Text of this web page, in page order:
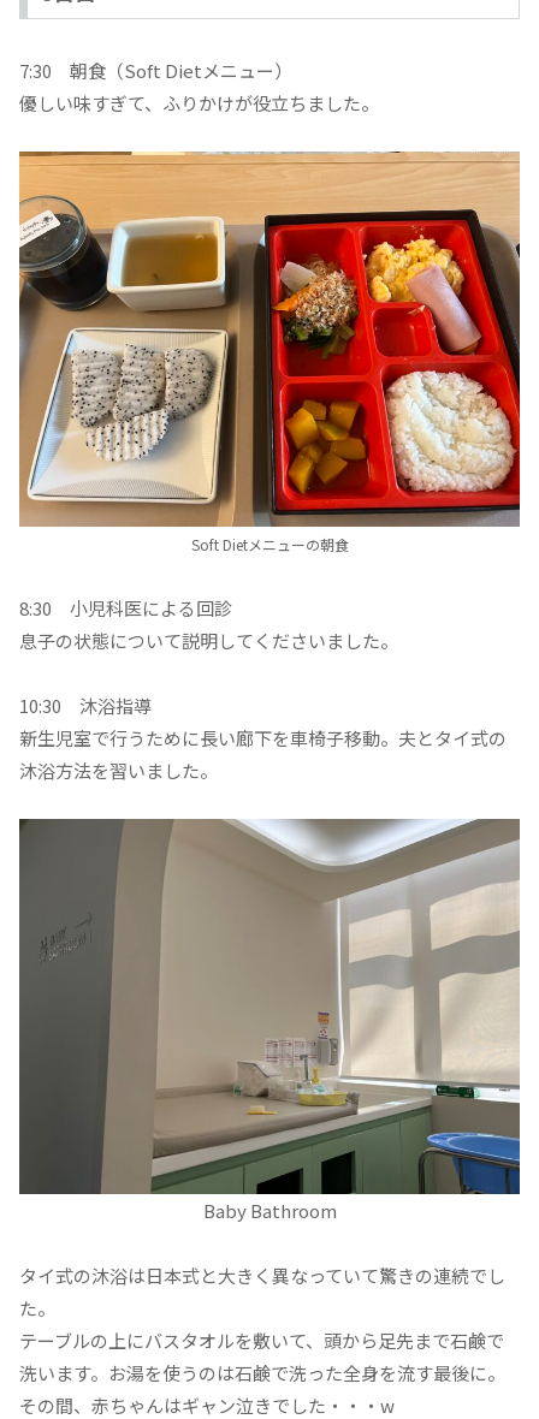
7:30 朝食（Soft Dietメニュー）
優しい味すぎて、ふりかけが役立ちました。
Soft Dietメニューの朝食
8:30 小児科医による回診
息子の状態について説明してくださいました。
10:30 沐浴指導
新生児室で行うために長い廊下を車椅子移動。夫とタイ式の
沐浴方法を習いました。
Baby Bathroom
タイ式の沐浴は日本式と大きく異なっていて驚きの連続でし
た。
テーブルの上にバスタオルを敷いて、頭から足先まで石鹸で
洗います。お湯を使うのは石鹸で洗った全身を流す最後に。
その間、赤ちゃんはギャン泣きでした・・・w